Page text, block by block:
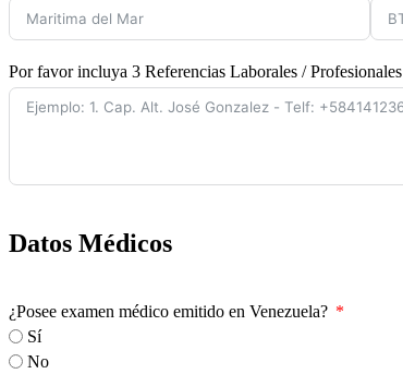
Por favor incluya 3 Referencias Laborales / Profesionales
Datos Médicos
¿Posee examen médico emitido en Venezuela?
Sí
No